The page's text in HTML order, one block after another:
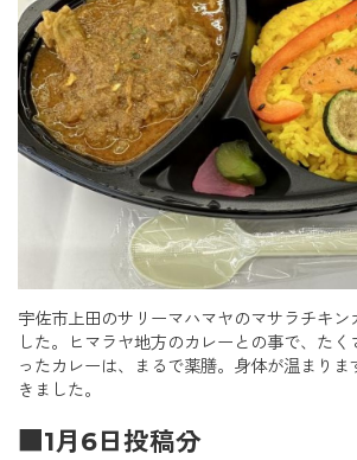
宇佐市上田のサリーマハマヤのマサラチキン
した。ヒマラヤ地方のカレーとの事で、た
ったカレーは、まるで薬膳。身体が温まりま
きました。
■1月6日投稿分